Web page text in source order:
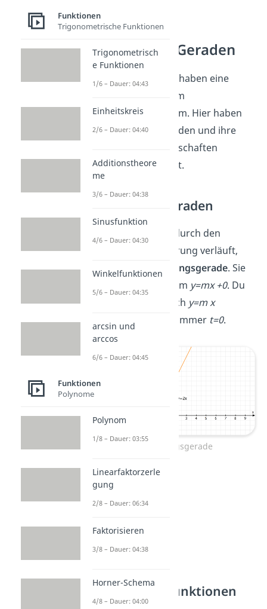
Besondere Geraden
Manche Geraden haben eine
besondere Lage im
Koordinatensystem. Hier haben
wir dir diese Geraden und ihre
wichtigsten Eigenschaften
zusammengefasst.
Ursprungsgeraden
Eine Gerade, die durch den
Koordinatenursprung verläuft,
nennst du
Ursprungsgerade. Sie
hat immer die Form y=mx +0. Du
kannst also einfach y=m x
schreiben. Es gilt immer t=0.
Ursprungsgerade
Konstante Funktionen
Funktionen
Trigonometrische Funktionen
Trigonometrisch
e Funktionen
1/6 – Dauer: 04:43
Einheitskreis
2/6 – Dauer: 04:40
Additionstheore
me
3/6 – Dauer: 04:38
Sinusfunktion
4/6 – Dauer: 04:30
Winkelfunktionen
5/6 – Dauer: 04:35
arcsin und
arccos
6/6 – Dauer: 04:45
Funktionen
Polynome
Polynom
1/8 – Dauer: 03:55
Linearfaktorzerle
gung
2/8 – Dauer: 06:34
Faktorisieren
3/8 – Dauer: 04:38
Horner-Schema
4/8 – Dauer: 04:00